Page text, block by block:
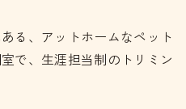
る、アットホームなペット
で、生涯担当制のトリミン